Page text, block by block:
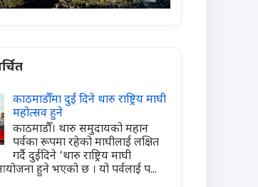
काठमाडौँमा दुई दिने थारु राष्ट्रिय माघी
महोत्सव हुने
काठमाडौँ। थारु समुदायको महान
पर्वका रूपमा रहेको माघीलाई लक्षित
गर्दै दुईदिने ‘थारु राष्ट्रिय माघी
हुने भएको छ । यो पर्वलाई प...